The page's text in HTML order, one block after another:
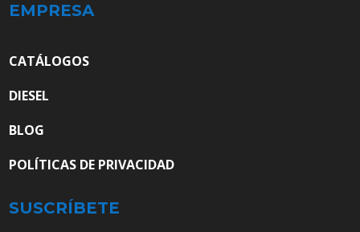
EMPRESA
CATÁLOGOS
DIESEL
BLOG
POLÍTICAS DE PRIVACIDAD
SUSCRÍBETE